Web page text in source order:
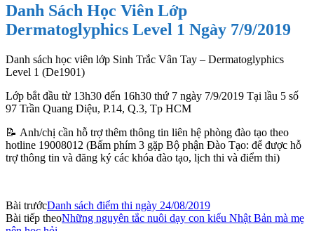
Danh Sách Học Viên Lớp
Dermatoglyphics Level 1 Ngày 7/9/2019
Danh sách học viên lớp Sinh Trắc Vân Tay – Dermatoglyphics
Level 1 (De1901)
Lớp bắt đầu từ 13h30 đến 16h30 thứ 7 ngày 7/9/2019 Tại lầu 5 số
97 Trần Quang Diệu, P.14, Q.3, Tp HCM
📝 Anh/chị cần hỗ trợ thêm thông tin liên hệ phòng đào tạo theo
hotline 19008012 (Bấm phím 3 gặp Bộ phận Đào Tạo: để được hỗ
trợ thông tin và đăng ký các khóa đào tạo, lịch thi và điểm thi)
Bài trướcDanh sách điểm thi ngày 24/08/2019
Bài tiếp theoNhững nguyên tắc nuôi dạy con kiểu Nhật Bản mà mẹ